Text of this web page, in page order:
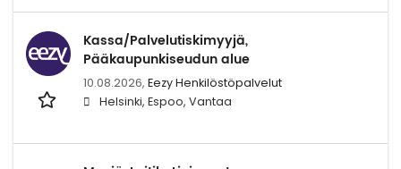
Kassa/Palvelutiskimyyjä,
Pääkaupunkiseudun alue
10.08.2026, Eezy Henkilöstöpalvelut
Helsinki, Espoo, Vantaa